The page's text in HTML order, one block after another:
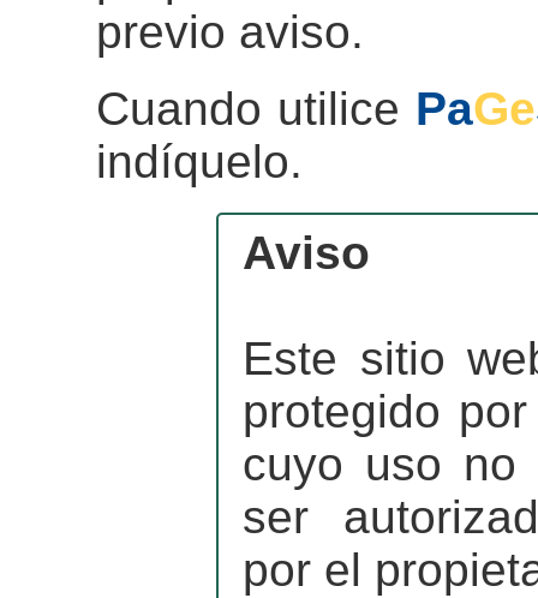
previo aviso.
Cuando utilice PaGe
indíquelo.
Aviso
Este sitio
protegido
cuyo uso no
ser
por el